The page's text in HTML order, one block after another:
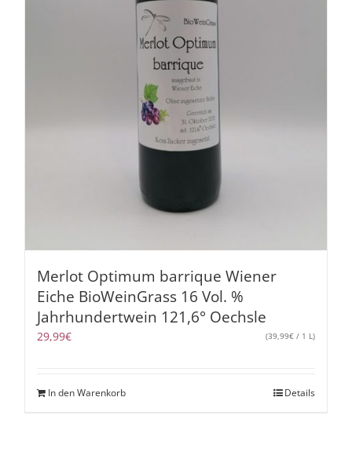
Merlot Optimum barrique Wiener
Eiche BioWeinGrass 16 Vol. %
Jahrhundertwein 121,6° Oechsle
29,99€ (39,99€/ 1 L)
In den Warenkorb Details